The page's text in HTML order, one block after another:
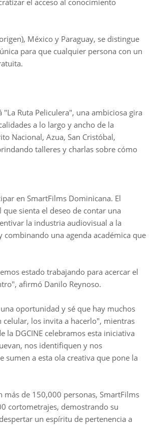
el acceso al conocimiento
México y Paraguay, se distingue
para que cualquier persona con un
Ruta Peliculera", una ambiciosa gira
a lo largo y ancho de la
Nacional, Azua, San Cristóbal,
talleres y charlas sobre cómo
en SmartFilms Dominicana. El
sienta el deseo de contar una
la industria audiovisual a la
una agenda académica que
estado trabajando para acercar el
afirmó Danilo Reynoso.
oportunidad y sé que hay muchos
celular, los invita a hacerlo", mientras
la DGCINE celebramos esta iniciativa
nos identifiquen y nos
a esta ola creativa que pone la
de 150,000 personas, SmartFilms
cortometrajes, demostrando su
un espíritu de pertenencia a